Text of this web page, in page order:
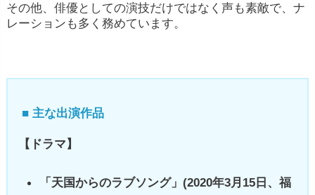
その他、俳優としての演技だけではなく声も素敵で、ナ
レーションも多く務めています。
■ 主な出演作品
【ドラマ】
「天国からのラブソング」(2020年3月15日、福